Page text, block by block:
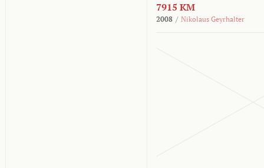
7915 KM
2008 / Nikolaus Geyrhalter